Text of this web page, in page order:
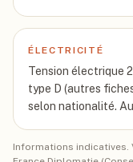
ÉLECTRICITÉ
Tension électrique
type D (autres
selon nationalité.
Informations